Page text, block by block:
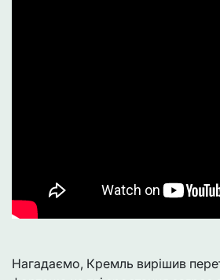
Нагадаємо, Кремль вирішив